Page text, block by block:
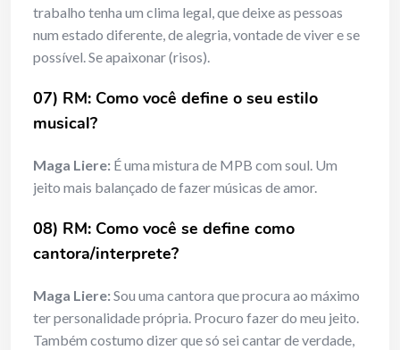
trabalho tenha um clima legal, que deixe as pessoas
num estado diferente, de alegria, vontade de viver e se
possível. Se apaixonar (risos).
07) RM: Como você define o seu estilo
musical?
Maga Liere: É uma mistura de MPB com soul. Um
jeito mais balançado de fazer músicas de amor.
08) RM: Como você se define como
cantora/interprete?
Maga Liere:Sou uma cantora que procura ao máximo
ter personalidade própria. Procuro fazer do meu jeito.
Também costumo dizer que só sei cantar de verdade,